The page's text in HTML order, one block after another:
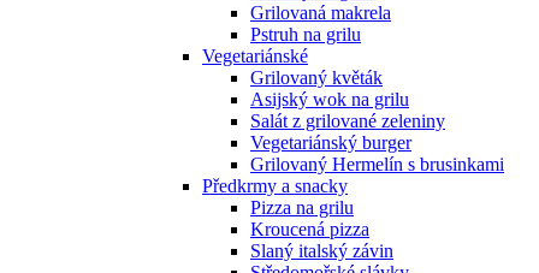
Grilovaná makrela
Pstruh na grilu
Vegetariánské
Grilovaný květák
Asijský wok na grilu
Salát z grilované zeleniny
Vegetariánský burger
Grilovaný Hermelín s brusinkami
Předkrmy a snacky
Pizza na grilu
Kroucená pizza
Slaný italský závin